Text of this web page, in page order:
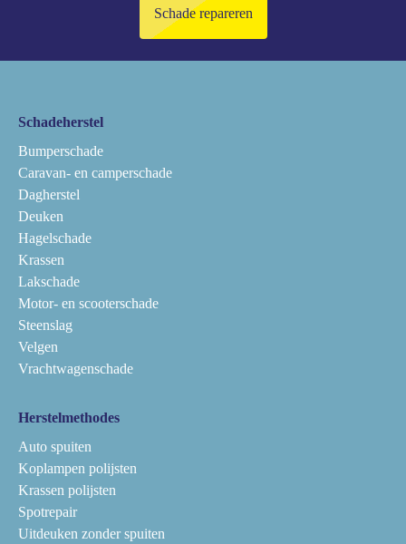
Schade repareren
Schadeherstel
Bumperschade
Caravan- en camperschade
Dagherstel
Deuken
Hagelschade
Krassen
Lakschade
Motor- en scooterschade
Steenslag
Velgen
Vrachtwagenschade
Herstelmethodes
Auto spuiten
Koplampen polijsten
Krassen polijsten
Spotrepair
Uitdeuken zonder spuiten